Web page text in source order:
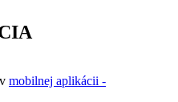
mobilnej aplikácii -